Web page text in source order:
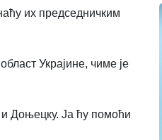
их председничким
Украјине, чиме је
и Доњецку. Ја ћу помоћи